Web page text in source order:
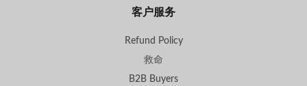
客户服务
Refund Policy
救命
B2B Buyers